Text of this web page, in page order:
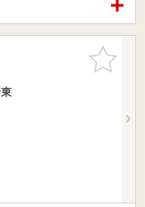
お気に入
りに追加